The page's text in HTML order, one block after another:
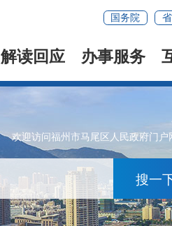
国务院
解读回应 办事服务
欢迎访问福州市马尾区人民政府门户
搜一